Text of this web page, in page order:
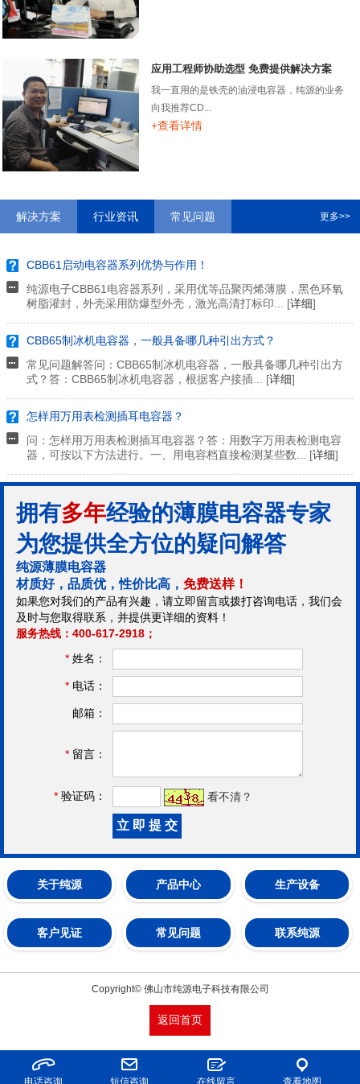
应用工程师协助选型 免费提供解决方案
我一直用的是铁壳的油浸电容器，纯源的业务
向我推荐CD...
+查看详情
解决方案 行业资讯 常见问题 更多>>
CBB61启动电容器系列优势与作用！
纯源电子CBB61电容器系列，采用优等品聚丙烯薄膜，黑色环氧
树脂灌封，外壳采用防爆型外壳，激光高清打标印... [详细]
CBB65制冰机电容器，一般具备哪几种引出方式？
常见问题解答问：CBB65制冰机电容器，一般具备哪几种引出方
式？答：CBB65制冰机电容器，根据客户接插... [详细]
怎样用万用表检测插耳电容器？
问：怎样用万用表检测插耳电容器？答：用数字万用表检测电容
器，可按以下方法进行。一、用电容档直接检测某些数... [详细]
拥有多年经验的薄膜电容器专家
为您提供全方位的疑问解答
纯源薄膜电容器
材质好，品质优，性价比高， 免费送样！
如果您对我们的产品有兴趣，请立即留言或拨打咨询电话，我们会
及时与您取得联系，并提供更详细的资料！
服务热线：400-617-2918；
* 姓名：
* 电话：
邮箱：
* 留言：
* 验证码： 看不清？
关于纯源 产品中心 生产设备
客户见证 常见问题 联系纯源
Copyright© 佛山市纯源电子科技有限公司
返回首页
电话咨询 短信咨询 在线留言 查看地图